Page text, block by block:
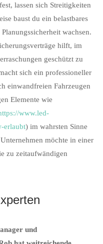
lassen sich Streitigkeiten
baust du ein belastbares
wachsen.
hilft, im
geschützt zu
sich ein professioneller
einwandfreien Fahrzeugen
Elemente wie
www.led-
erlaubt) im wahrsten Sinne
möchte in einer
zu zeitaufwändigen
und